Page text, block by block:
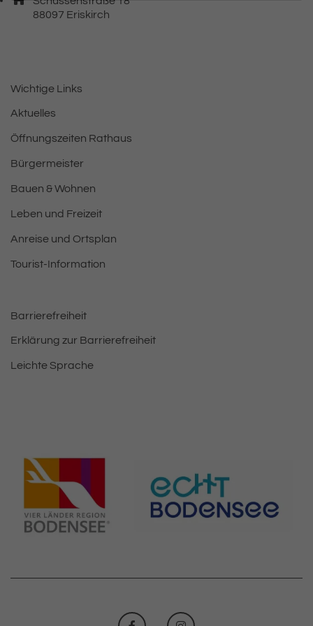
88097 , 8 8 0 9 7
Eriskirch
Wichtige Links
Aktuelles
Öffnungszeiten Rathaus
Bürgermeister
Bauen & Wohnen
Leben und Freizeit
Anreise und Ortsplan
Tourist-Information
Barrierefreiheit
Erklärung zur Barrierefreiheit
Leichte Sprache